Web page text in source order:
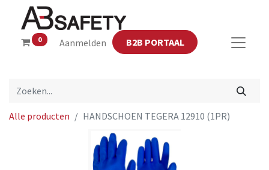
0 Aanmelden B2B PORTAAL
Alle producten HANDSCHOEN TEGERA 12910 (1PR)